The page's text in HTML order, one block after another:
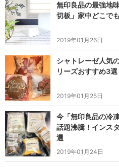
無印良品の最強地
切板」家中どこで
2019年01月26日
シャトレーゼ人気
リーズおすすめ3選
2019年01月25日
今「無印良品の冷
話題沸騰！インス
選
2019年01月24日